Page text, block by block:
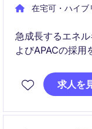
在宅可・ハイブ
急成長するエネ
よびAPACの採
まで一貫して担
張できます。
求人を